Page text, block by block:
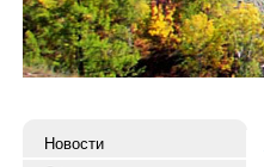
Новости